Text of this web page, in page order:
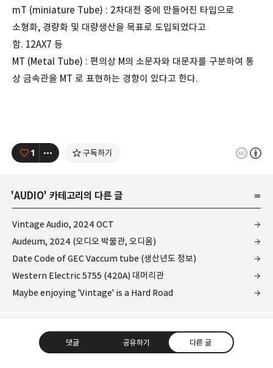
mT (miniature Tube) : 2차대전 중에 만들어진 타입으로
소형화, 경량화 및 대량생산을 목표로 도입되었다고
함. 12AX7 등
MT (Metal Tube) : 편의상 M의 소문자와 대문자를 구분하여 통
상 금속관을 MT 로 표현하는 경향이 있다고 한다.
1 구독하기
'AUDIO' 카테고리의 다른 글
Vintage Audio, 2024 OCT
Audeum, 2024 (오디오 박물관, 오디움)
Date Code of GEC Vaccum tube (생산년도 정보)
Western Electric 5755 (420A) 대머리관
Maybe enjoying 'Vintage' is a Hard Road
댓글 공유하기 다른 글